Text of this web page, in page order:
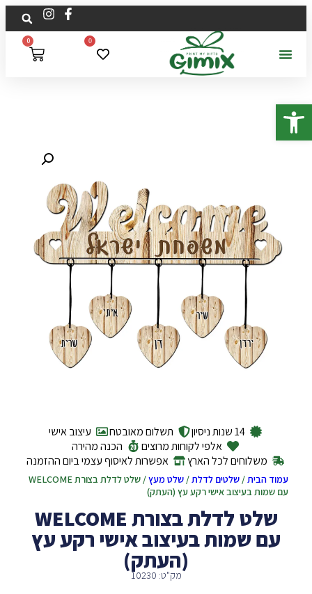
פתח סרגל נגישות
0
0
14 שנות ניסיון תשלום מאובטח
עיצוב אישי
אלפי לקוחות מרוצים
הכנה מהירה
משלוחים לכל הארץ
אפשרות לאיסוף עצמי ביום ההזמנה
עמוד הבית/שלטים לדלת/שלט מעץ
/ שלט לדלת בצורת WELCOME
עם שמות בעיצוב אישי רקע עץ (העתק)
שלט לדלת בצורת WELCOME
עם שמות בעיצוב אישי רקע עץ
(העתק)
מק"ט: 10230